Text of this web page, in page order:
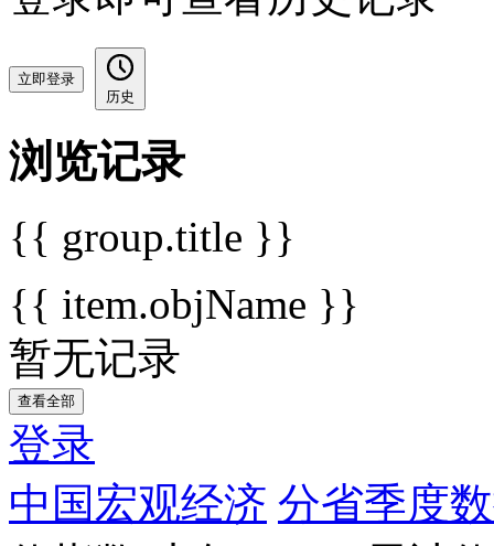
立即登录
历史
浏览记录
{{ group.title }}
{{ item.objName }}
暂无记录
查看全部
登录
中国宏观经济 分省季度